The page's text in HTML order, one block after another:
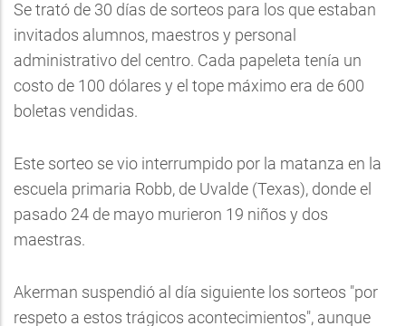
Se trató de 30 días de sorteos para los que estaban
invitados alumnos, maestros y personal
administrativo del centro. Cada papeleta tenía un
costo de 100 dólares y el tope máximo era de 600
boletas vendidas.
Este sorteo se vio interrumpido por la matanza en la
escuela primaria Robb, de Uvalde (Texas), donde el
pasado 24 de mayo murieron 19 niños y dos
maestras.
Akerman suspendió al día siguiente los sorteos "por
respeto a estos trágicos acontecimientos", aunque